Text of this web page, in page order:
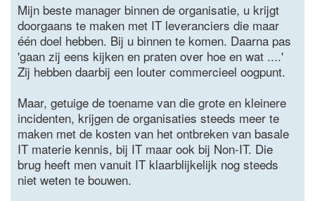
Mijn beste manager binnen de organisatie, u krijgt
doorgaans te maken met IT leveranciers die maar
één doel hebben. Bij u binnen te komen. Daarna pas
'gaan zij eens kijken en praten over hoe en wat ....'
Zij hebben daarbij een louter commercieel oogpunt.
Maar, getuige de toename van die grote en kleinere
incidenten, krijgen de organisaties steeds meer te
maken met de kosten van het ontbreken van basale
IT materie kennis, bij IT maar ook bij Non-IT. Die
brug heeft men vanuit IT klaarblijkelijk nog steeds
niet weten te bouwen.